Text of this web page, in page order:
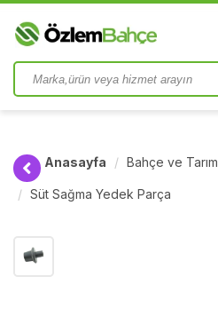
Anasayfa Bahçe ve Tarım
Süt Sağma Yedek Parça